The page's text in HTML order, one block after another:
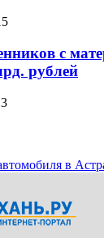
с
рублей
в